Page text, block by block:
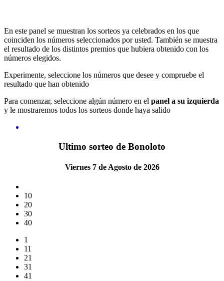
En este panel se muestran los sorteos ya celebrados en los que
coinciden los números seleccionados por usted. También se muestra
el resultado de los distintos premios que hubiera obtenido con los
números elegidos.
Experimente, seleccione los números que desee y compruebe el
resultado que han obtenido
Para comenzar, seleccione algún número en el panel a su izquierda
y le mostraremos todos los sorteos donde haya salido
Ultimo sorteo de Bonoloto
Viernes 7 de Agosto de 2026
10
20
30
40
1
11
21
31
41